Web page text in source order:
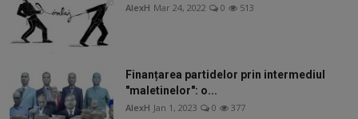
AlexH Mar 24, 2022 0 513
Finanțarea partidelor prin intermediul
"maletinelor": o...
AlexH Jan 1, 2023 0 377